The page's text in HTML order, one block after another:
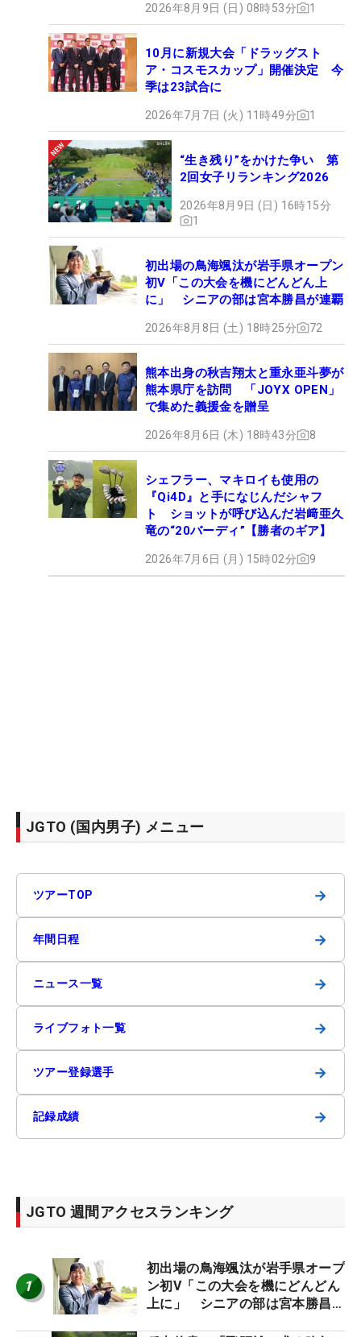
2026年8月9日 (日) 08時53分 1
10月に新規大会「ドラッグスト
ア・コスモスカップ」開催決定 今
季は23試合に
2026年7月7日 (火) 11時49分 1
“生き残り”をかけた争い 第
2回女子リランキング2026
2026年8月9日 (日) 16時15分
1
初出場の鳥海颯汰が岩手県オープン
初V「この大会を機にどんどん上
に」 シニアの部は宮本勝昌が連覇
2026年8月8日 (土) 18時25分 72
熊本出身の秋吉翔太と重永亜斗夢が
熊本県庁を訪問 「JOYX OPEN」
で集めた義援金を贈呈
2026年8月6日 (木) 18時43分 8
シェフラー、マキロイも使用の
『Qi4D』と手になじんだシャフ
ト ショットが呼び込んだ岩﨑亜久
竜の“20バーディ”【勝者のギア】
2026年7月6日 (月) 15時02分 9
JGTO (国内男子) メニュー
ツアーTOP →
年間日程 →
ニュース一覧 →
ライブフォト一覧 →
ツアー登録選手 →
記録成績 →
JGTO 週間アクセスランキング
1
初出場の鳥海颯汰が岩手県オープ
ン初V「この大会を機にどんどん
上に」 シニアの部は宮本勝昌が